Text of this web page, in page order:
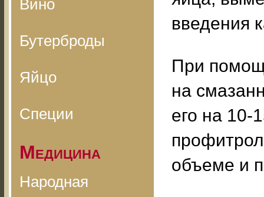
Вино
Бутерброды
Яйцо
Специи
Медицина
Народная
введения
При
на
его на 10-
объеме и